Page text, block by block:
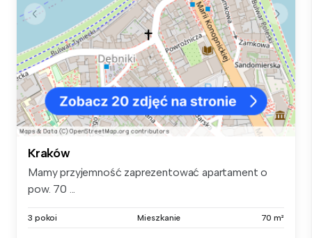
Kraków
Mamy przyjemność zaprezentować apartament o
pow. 70 ...
3 pokoi Mieszkanie 70 m²